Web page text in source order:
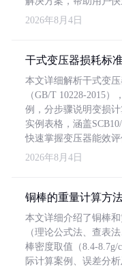
2026年8月4日
干式变压器损耗标
本文详细解析干式变
（GB/T 10228-2015
例，分步骤说明变损
实例表格，涵盖
快速掌握变压器能效评
2026年8月4日
铜棒的重量计算方
本文详细介绍了铜棒
（理论公式法、查表
棒密度取值（8.4-8.7g/
际计算案例、误差分